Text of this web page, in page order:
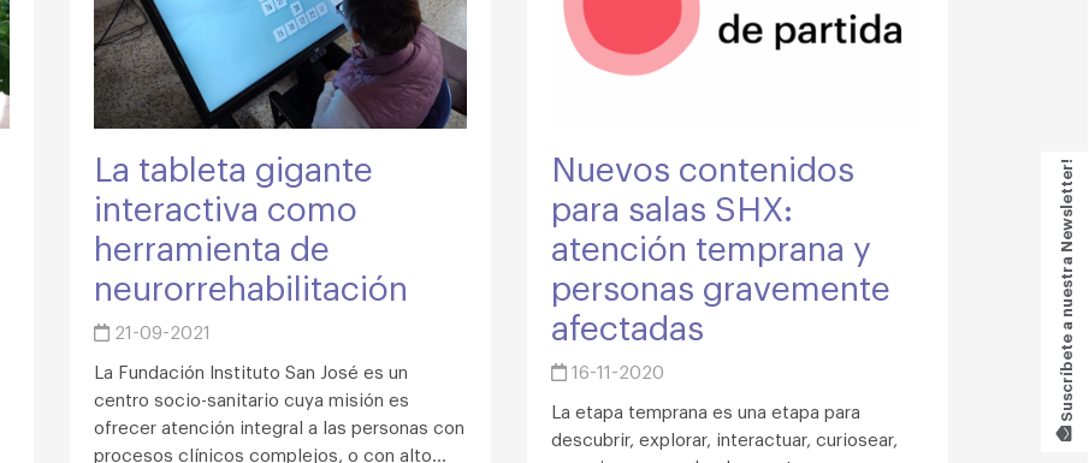
Suscríbete a nuestra Newsletter!
La tableta gigante
interactiva como
herramienta de
neurorrehabilitación
21-09-2021
La Fundación Instituto San José es un
centro socio-sanitario cuya misión es
ofrecer atención integral a las personas con
procesos clínicos complejos, o con alto...
Nuevos contenidos
para salas SHX:
atención temprana y
personas gravemente
afectadas
16-11-2020
La etapa temprana es una etapa para
descubrir, explorar, interactuar, curiosear,